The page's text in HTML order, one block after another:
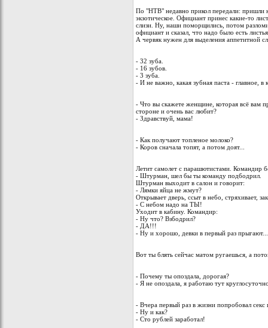
По "НТВ" недавно прикол передали: пришли
экзотическое. Официант принес какие-то
слизи. Hу, наши поморщились, потом
официант и сказал, что надо было есть
А червяк нужен для выделения аппетитной
- 32 зуба.
- 16 зубов.
- 3 зуба.
- И не важно, какая зубная паста - главное,
- Что вы скажете женщине, которая всё вам
стороне и очень вас любит?
- Здравствуй, мама!
- Как получают топленое молоко?
- Коров сначала топят, а потом доят...
Летит самолет с парашютистами. Командир
- Штурман, шел бы ты команду подбодрил.
Штурман выходит в салон и говорит:
- Лямки яйца не жмут?
Открывает дверь, ссыт в небо, стряхивает,
- С небом надо на ТЫ!
Уходит в кабину. Командир:
- Ну что? Взбодрил?
- ДА!!!
- Ну и хорошо, девки в первый раз прыгают...
Вот ты блять сейчас матом ругаешься, а
- Почему ты опоздала, дорогая?
- Я не опоздала, я работаю тут
- Вчера первый раз в жизни попробовал секс
- Ну и как?
- Сто рублей заработал!